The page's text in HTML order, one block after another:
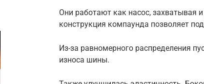
Они работают как насос, захватывая
конструкция компаунда позволяет
Из-за равномерного распределения
износа шины.